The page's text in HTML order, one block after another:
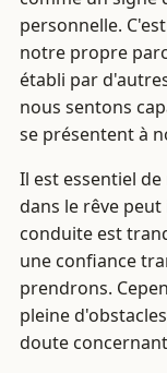
personnelle.
notre propre
établi par
nous sentons
se présentent à
Il est essentiel
dans le rêve
conduite est
une confiance
prendrons.
pleine
doute